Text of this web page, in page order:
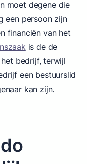
moet degene die
een persoon zijn
financiën van het
is de de
bedrijf, terwijl
een bestuurslid
kan zijn.